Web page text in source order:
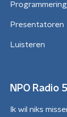
Programmering
Presentatoren
Luisteren
NPO Radio
Ik wil niks